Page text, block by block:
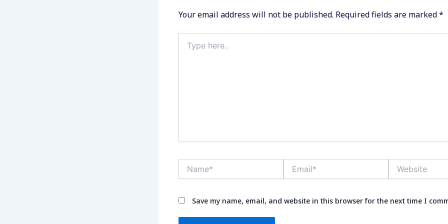
Your email address will not be published. Required fields are marked*
here..
Save my name, email, and website in this browser for the next time I